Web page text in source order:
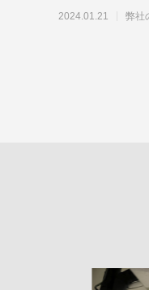
ましたが…。一
2024.01.21 弊社